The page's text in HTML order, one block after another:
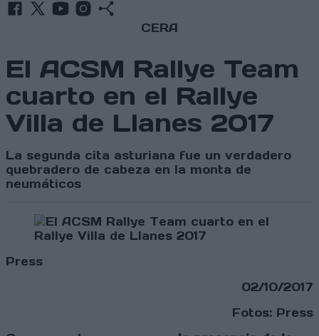
CERA
El ACSM Rallye Team
cuarto en el Rallye
Villa de Llanes 2017
La segunda cita asturiana fue un verdadero
quebradero de cabeza en la monta de
neumáticos
Press
02/10/2017
Fotos: Press